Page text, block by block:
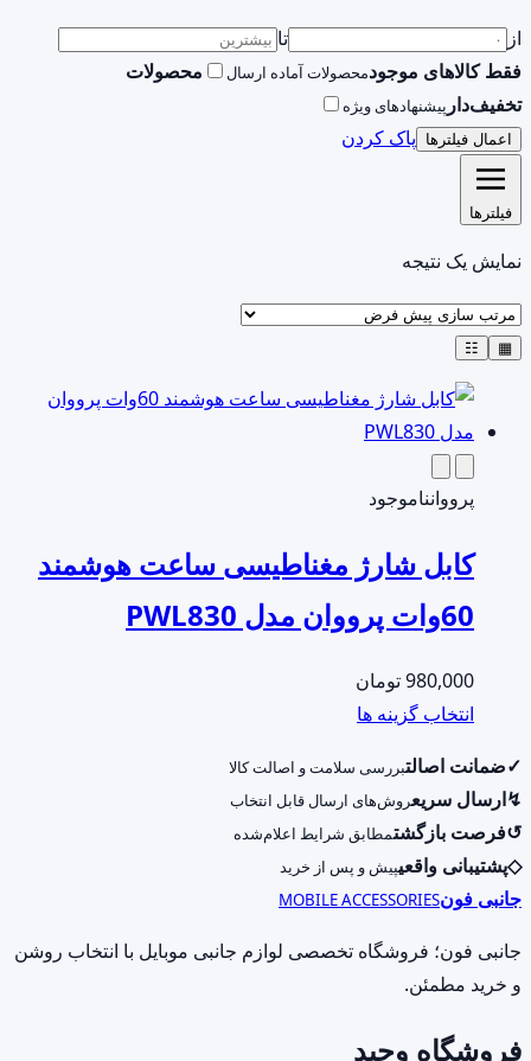
از
تا
فقط کالاهای موجودمحصولات آماده ارسال
محصولات
تخفیف‌دار پیشنهادهای ویژه
اعمال فیلترها پاک کردن
فیلترها
نمایش یک نتیجه
▦
☷
پرووانناموجود
کابل شارژ مغناطیسی ساعت هوشمند
60وات پرووان مدل PWL830
980,000تومان
انتخاب گزینه ها
دارای
انواع
مختلفی
می
باشد.
گزینه
است
✓ضمانت اصالتبررسی سلامت و اصالت کالا
↯ارسال سریعروش‌های ارسال قابل انتخاب
↺فرصت بازگشتمطابق شرایط اعلام‌شده
◇پشتیبانی واقعیپیش و پس از خرید
جانبی فونMOBILE ACCESSORIES
جانبی فون؛ فروشگاه تخصصی لوازم جانبی موبایل با انتخاب روشن
و خرید مطمئن.
فروشگاه وحید